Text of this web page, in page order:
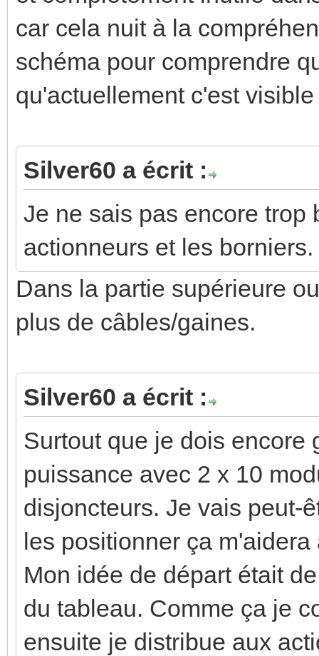
car cela nuit à la
schéma pour comprendre
qu'actuellement c'est
Silver60 a écrit :
Je ne sais pas encore trop
actionneurs et les borniers.
Dans la partie supérieure
plus de câbles/gaines.
Silver60 a écrit :
Surtout que je dois encore
puissance avec 2 x 10
disjoncteurs. Je vais peut-
les positionner ça m'aidera
Mon idée de départ était
du tableau. Comme ça je
ensuite je distribue aux